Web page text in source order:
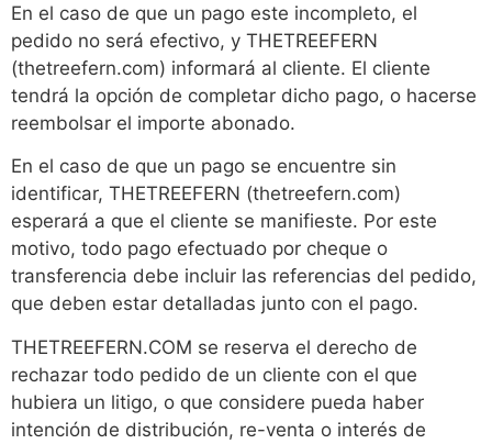
En el caso de que un pago este incompleto, el
pedido no será efectivo, y THETREEFERN
(thetreefern.com) informará al cliente. El cliente
tendrá la opción de completar dicho pago, o hacerse
reembolsar el importe abonado.
En el caso de que un pago se encuentre sin
identificar, THETREEFERN (thetreefern.com)
esperará a que el cliente se manifieste. Por este
motivo, todo pago efectuado por cheque o
transferencia debe incluir las referencias del pedido,
que deben estar detalladas junto con el pago.
THETREEFERN.COM se reserva el derecho de
rechazar todo pedido de un cliente con el que
hubiera un litigo, o que considere pueda haber
intención de distribución, re-venta o interés de